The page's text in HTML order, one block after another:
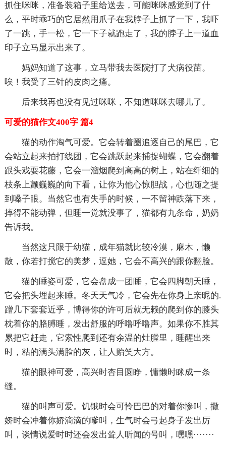
抓住咪咪，准备装箱子里给送去，可能咪咪感觉到了什
么，平时乖巧的它居然用爪子在我脖子上抓了一下，我吓
了一跳，手一松，它一下子就跑走了，我的脖子上一道血
印子立马显示出来了。
妈妈知道了这事，立马带我去医院打了犬病役苗。
唉！我受了三针的皮肉之痛。
后来我再也没有见过咪咪，不知道咪咪去哪儿了。
可爱的猫作文400字 篇4
猫的动作淘气可爱。它会转着圈追逐自己的尾巴，它
会站立起来拍打线团，它会跳跃起来捕捉蝴蝶，它会翻着
跟头戏耍花藤，它会一溜烟爬到高高的树上，站在纤细的
枝条上颤巍巍的向下看，让你为他心惊胆战，心也随之提
到嗓子眼。当然它也有失手的时候，一不留神跌落下来，
摔得不能动弹，但睡一觉就没事了，猫都有九条命，奶奶
告诉我。
当然这只限于幼猫，成年猫就比较冷漠，麻木，懒
散，你若打搅它的美梦，逗她，它会不高兴的跟你翻脸。
猫的睡姿可爱，它会盘成一团睡，它会四脚朝天睡，
它会把头埋起来睡。冬天天气冷，它会先在你身上亲昵的.
蹭几下套套近乎，博得你的许可后就无赖的爬到你的膝头
枕着你的胳膊睡，发出舒服的呼噜呼噜声。如果你不胜其
累把它赶走，它索性爬到还有余温的灶膛里，睡醒出来
时，粘的满头满脸的灰，让人贻笑大方。
猫的眼神可爱，高兴时杏目圆睁，慵懒时眯成一条
缝。
猫的叫声可爱。饥饿时会可怜巴巴的对着你惨叫，撒
娇时会冲着你娇滴滴的嗲叫，生气时会弓起身子发出厉
叫，谈情说爱时时还会发出耸人听闻的号叫，嘿嘿·······